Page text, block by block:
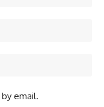
email.